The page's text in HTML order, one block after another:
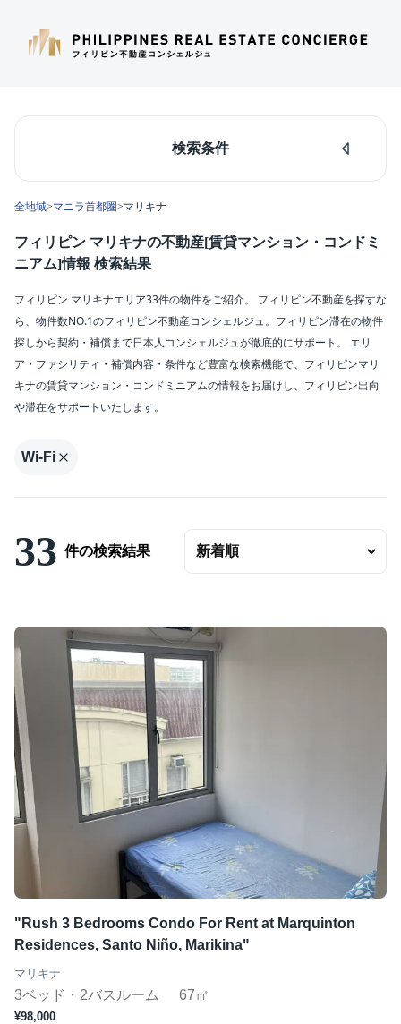
検索条件
マカティ
タギッグ
ケソンシティ
ダパオ
セブシティ
カラバルソン
エリア
マリキナ(33)
エリアの変更
ベッドルーム数
バスルーム数
〜
こだわり条件
駐車場有
エアコンつき
プールつき
ジムあり
コンシェルジュ
この条件で検索
全地域>マニラ首都圏>マリキナ
フィリピン マリキナの不動産[賃貸マンション・コンドミ
ニアム]情報 検索結果
フィリピン マリキナエリア33件の物件をご紹介。 フィリピン不動産を探すな
ら、物件数NO.1のフィリピン不動産コンシェルジュ。フィリピン滞在の物件
探しから契約・補償まで日本人コンシェルジュが徹底的にサポート。 エリ
ア・ファシリティ・補償内容・条件など豊富な検索機能で、フィリピンマリ
キナの賃貸マンション・コンドミニアムの情報をお届けし、フィリピン出向
や滞在をサポートいたします。
Wi-Fi
33 件の検索結果
"Rush 3 Bedrooms Condo For Rent at Marquinton
Residences, Santo Niño, Marikina"
マリキナ
3ベッド・2バスルーム 67㎡
¥98,000